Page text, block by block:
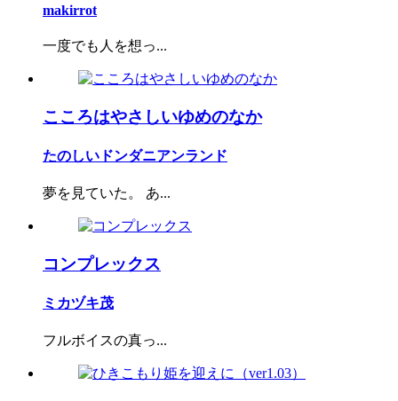
makirrot
一度でも人を想っ...
こころはやさしいゆめのなか
たのしいドンダニアンランド
夢を見ていた。 あ...
コンプレックス
ミカヅキ茂
フルボイスの真っ...